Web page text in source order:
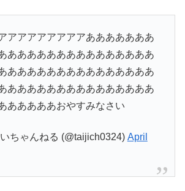
アアアアアアアアあああああああ
あああああああああああああああ
あああああああああああああああ
あああああああああああああああ
あああああおやすみなさい
ちゃんねる (@taijich0324) April